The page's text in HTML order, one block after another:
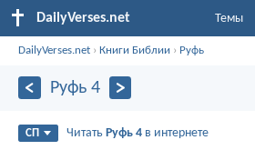
DailyVerses.net Темы
DailyVerses.net ›Книги Библии › Руфь
Руфь 4
СП Читать Руфь 4 в интернете